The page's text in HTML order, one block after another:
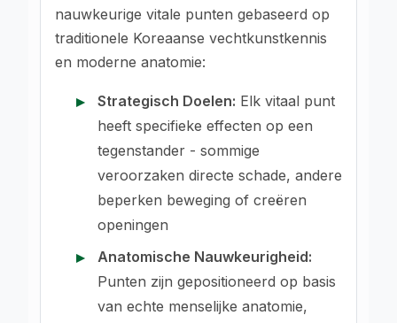
nauwkeurige vitale punten gebaseerd op
traditionele Koreaanse vechtkunstkennis
en moderne anatomie:
Strategisch Doelen: Elk vitaal punt
heeft specifieke effecten op een
tegenstander - sommige
veroorzaken directe schade, andere
beperken beweging of creëren
openingen
Anatomische Nauwkeurigheid:
Punten zijn gepositioneerd op basis
van echte menselijke anatomie,